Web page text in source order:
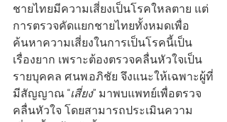
ชายไทยมีความเสี่ยงเป็นโรคใหลตาย แต่
การตรวจคัดแยกชายไทยทั้งหมดเพื่อ
ค้นหาความเสี่ยงในการเป็นโรคนี้เป็น
เรื่องยาก เพราะต้องตรวจคลื่นหัวใจเป็น
รายบุคคล ศ.นพ.อภิชัย จึงแนะให้เฉพาะผู้ที่
มีสัญญาณ “เสี่ยง” มาพบแพทย์เพื่อตรวจ
คลื่นหัวใจ โดยสามารถประเมินความ